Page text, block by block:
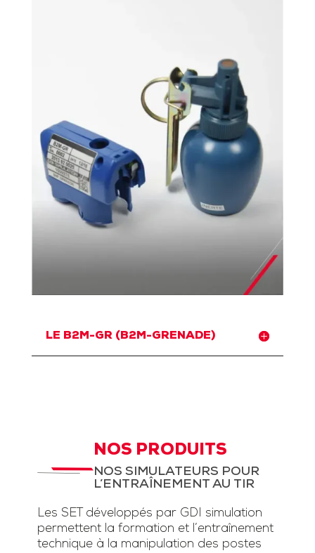
LE B2M-GR (B2M-GRENADE)
NOS PRODUITS
NOS SIMULATEURS POUR
L’ENTRAÎNEMENT AU TIR
Les SET développés par GDI simulation
permettent la formation et l’entraînement
technique à la manipulation des postes